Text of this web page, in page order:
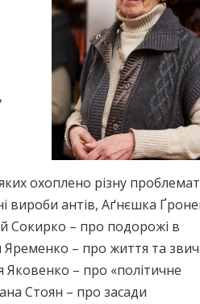
охоплено різну
вироби антів, Аґнєшка
Сокирко – про подорожі в
Яременко – про життя та
Яковенко – про «політичне
Стоян – про засади